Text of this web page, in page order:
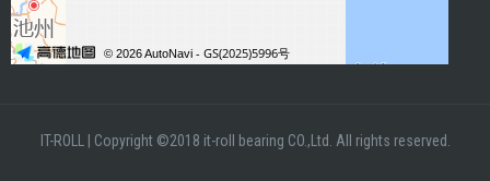
IT-ROLL Copyright ©2018 it-roll bearing CO.,Ltd. All rights reserved.